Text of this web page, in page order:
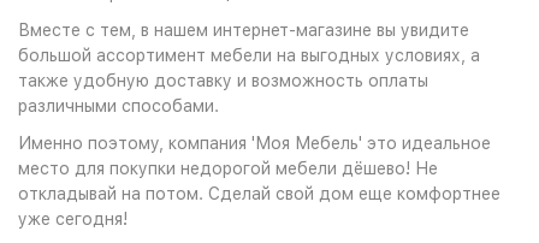
Вместе с тем, в нашем интернет-магазине вы увидите
большой ассортимент мебели на выгодных условиях, а
также удобную доставку и возможность оплаты
различными способами.
Именно поэтому, компания 'Моя Мебель' это идеальное
место для покупки недорогой мебели дёшево! Не
откладывай на потом. Сделай свой дом еще комфортнее
уже сегодня!